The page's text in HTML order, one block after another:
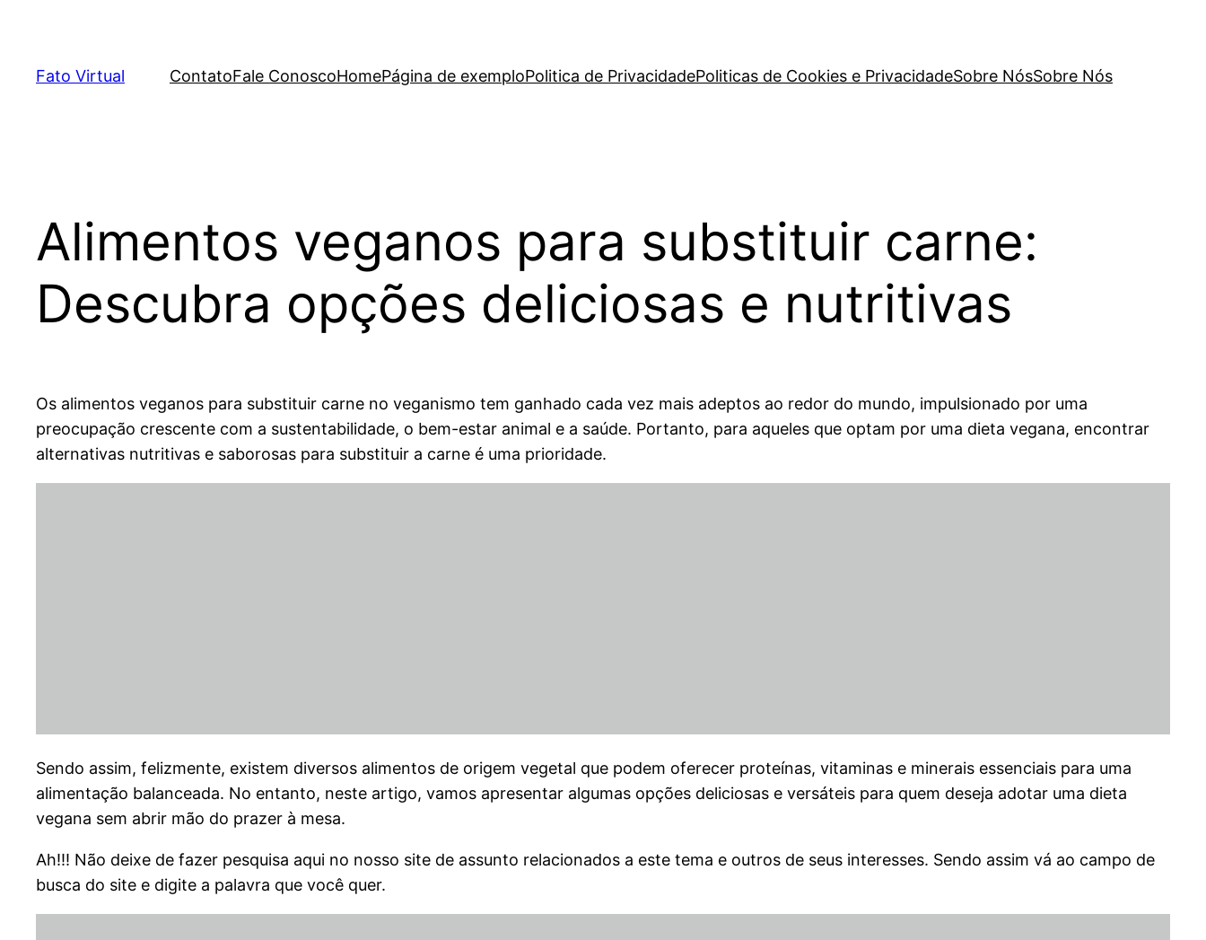
content
Fato Virtual ContatoFale ConoscoHomePágina de exemploPolitica de PrivacidadePoliticas de Cookies e PrivacidadeSobre NósSobre Nós
Alimentos veganos para substituir carne:
Descubra opções deliciosas e nutritivas
Os alimentos veganos para substituir carne no veganismo tem ganhado cada vez mais adeptos ao redor do mundo, impulsionado por uma
preocupação crescente com a sustentabilidade, o bem-estar animal e a saúde. Portanto, para aqueles que optam por uma dieta vegana, encontrar
alternativas nutritivas e saborosas para substituir a carne é uma prioridade.
Sendo assim, felizmente, existem diversos alimentos de origem vegetal que podem oferecer proteínas, vitaminas e minerais essenciais para uma
alimentação balanceada. No entanto, neste artigo, vamos apresentar algumas opções deliciosas e versáteis para quem deseja adotar uma dieta
vegana sem abrir mão do prazer à mesa.
Ah!!! Não deixe de fazer pesquisa aqui no nosso site de assunto relacionados a este tema e outros de seus interesses. Sendo assim vá ao campo de
busca do site e digite a palavra que você quer.